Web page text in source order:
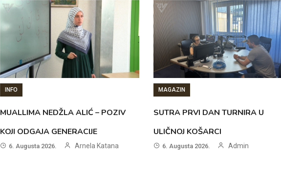
INFO
MUALLIMA NEDŽLA ALIĆ – POZIV
KOJI ODGAJA GENERACIJE
6. Augusta 2026. Arnela Katana
MAGAZIN
SUTRA PRVI DAN TURNIRA U
ULIČNOJ KOŠARCI
6. Augusta 2026. Admin